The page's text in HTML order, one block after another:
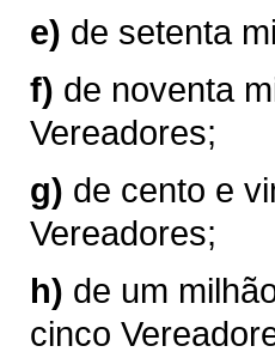
e) de setenta
f) de noventa
Vereadores;
g) de cento e
Vereadores;
h) de um
cinco